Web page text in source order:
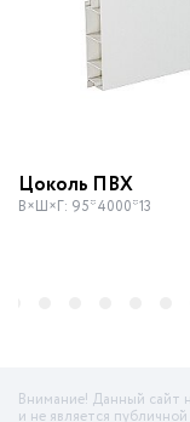
Цоколь ПВХ
В×Ш×Г: 95*4000*13
Внимание! Данный сайт
и не является